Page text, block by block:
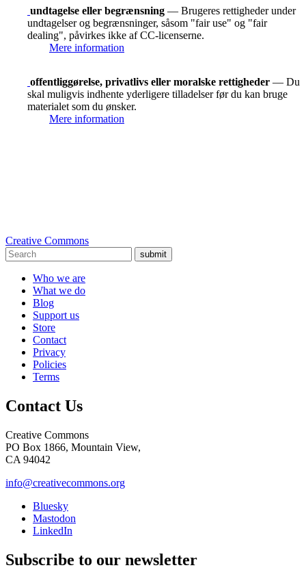
undtagelse eller begrænsning — Brugeres rettigheder under
undtagelser og begrænsninger, såsom "fair use" og "fair
dealing", påvirkes ikke af CC-licenserne.
Mere information
offentliggørelse, privatlivs eller moralske rettigheder — Du
skal muligvis indhente yderligere tilladelser før du kan bruge
materialet som du ønsker.
Mere information
Creative Commons
submit
Who we are
What we do
Blog
Support us
Store
Contact
Privacy
Policies
Terms
Contact Us
Creative Commons
PO Box 1866, Mountain View,
CA 94042
info@creativecommons.org
Bluesky
Mastodon
LinkedIn
Subscribe to our newsletter